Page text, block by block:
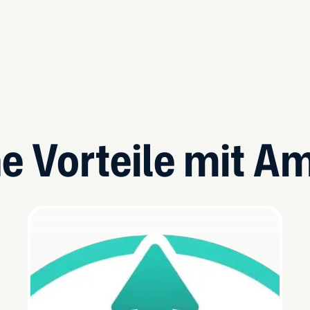
Vorteile mit